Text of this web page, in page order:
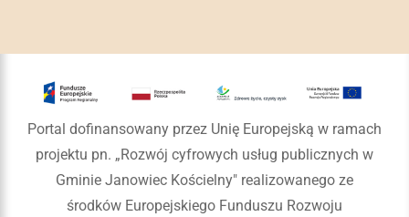
Portal dofinansowany przez Unię Europejską w ramach
projektu pn. „Rozwój cyfrowych usług publicznych w
Gminie Janowiec Kościelny" realizowanego ze
środków Europejskiego Funduszu Rozwoju